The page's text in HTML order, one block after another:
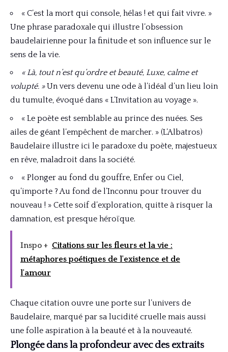
« C’est la mort qui console, hélas ! et qui fait vivre. »
Une phrase paradoxale qui illustre l’obsession
baudelairienne pour la finitude et son influence sur le
sens de la vie.
« Là, tout n’est qu’ordre et beauté, Luxe, calme et
volupté. »Un vers devenu une ode à l’idéal d’un lieu loin
du tumulte, évoqué dans « L’Invitation au voyage ».
« Le poète est semblable au prince des nuées. Ses
ailes de géant l’empêchent de marcher. » (L’Albatros)
Baudelaire illustre ici le paradoxe du poète, majestueux
en rêve, maladroit dans la société.
« Plonger au fond du gouffre, Enfer ou Ciel,
qu’importe ? Au fond de l’Inconnu pour trouver du
nouveau ! » Cette soif d’exploration, quitte à risquer la
damnation, est presque héroïque.
Inspo + Citations sur les fleurs et la vie :
métaphores poétiques de l'existence et de
l'amour
Chaque citation ouvre une porte sur l’univers de
Baudelaire, marqué par sa lucidité cruelle mais aussi
une folle aspiration à la beauté et à la nouveauté.
Plongée dans la profondeur avec des extraits